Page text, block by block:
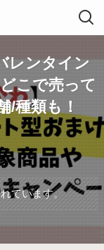
レンタイン
こで売って
/種類も！
ています。